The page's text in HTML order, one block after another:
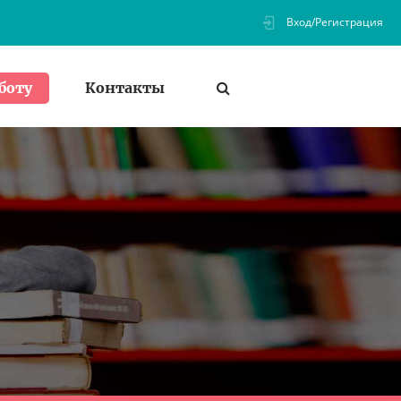
Вход/Регистрация
Контакты